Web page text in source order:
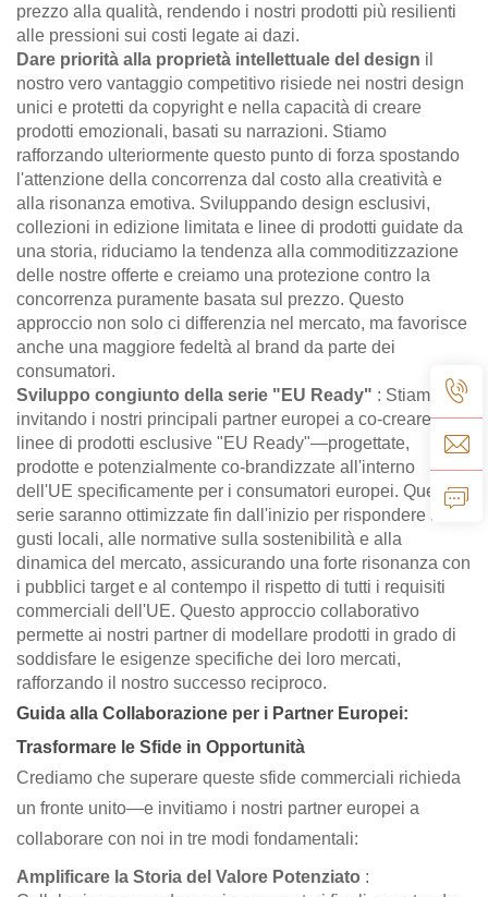
prezzo alla qualità, rendendo i nostri prodotti più resilienti
alle pressioni sui costi legate ai dazi.
Dare priorità alla proprietà intellettuale del design il
nostro vero vantaggio competitivo risiede nei nostri design
unici e protetti da copyright e nella capacità di creare
prodotti emozionali, basati su narrazioni. Stiamo
rafforzando ulteriormente questo punto di forza spostando
l'attenzione della concorrenza dal costo alla creatività e
alla risonanza emotiva. Sviluppando design esclusivi,
collezioni in edizione limitata e linee di prodotti guidate da
una storia, riduciamo la tendenza alla commoditizzazione
delle nostre offerte e creiamo una protezione contro la
concorrenza puramente basata sul prezzo. Questo
approccio non solo ci differenzia nel mercato, ma favorisce
anche una maggiore fedeltà al brand da parte dei
consumatori.
Sviluppo congiunto della serie "EU Ready" : Stiamo
invitando i nostri principali partner europei a co-creare
linee di prodotti esclusive "EU Ready"—progettate,
prodotte e potenzialmente co-brandizzate all'interno
dell'UE specificamente per i consumatori europei. Queste
serie saranno ottimizzate fin dall'inizio per rispondere ai
gusti locali, alle normative sulla sostenibilità e alla
dinamica del mercato, assicurando una forte risonanza con
i pubblici target e al contempo il rispetto di tutti i requisiti
commerciali dell'UE. Questo approccio collaborativo
permette ai nostri partner di modellare prodotti in grado di
soddisfare le esigenze specifiche dei loro mercati,
rafforzando il nostro successo reciproco.
Guida alla Collaborazione per i Partner Europei:
Trasformare le Sfide in Opportunità
Crediamo che superare queste sfide commerciali richieda
un fronte unito—e invitiamo i nostri partner europei a
collaborare con noi in tre modi fondamentali:
Amplificare la Storia del Valore Potenziato :